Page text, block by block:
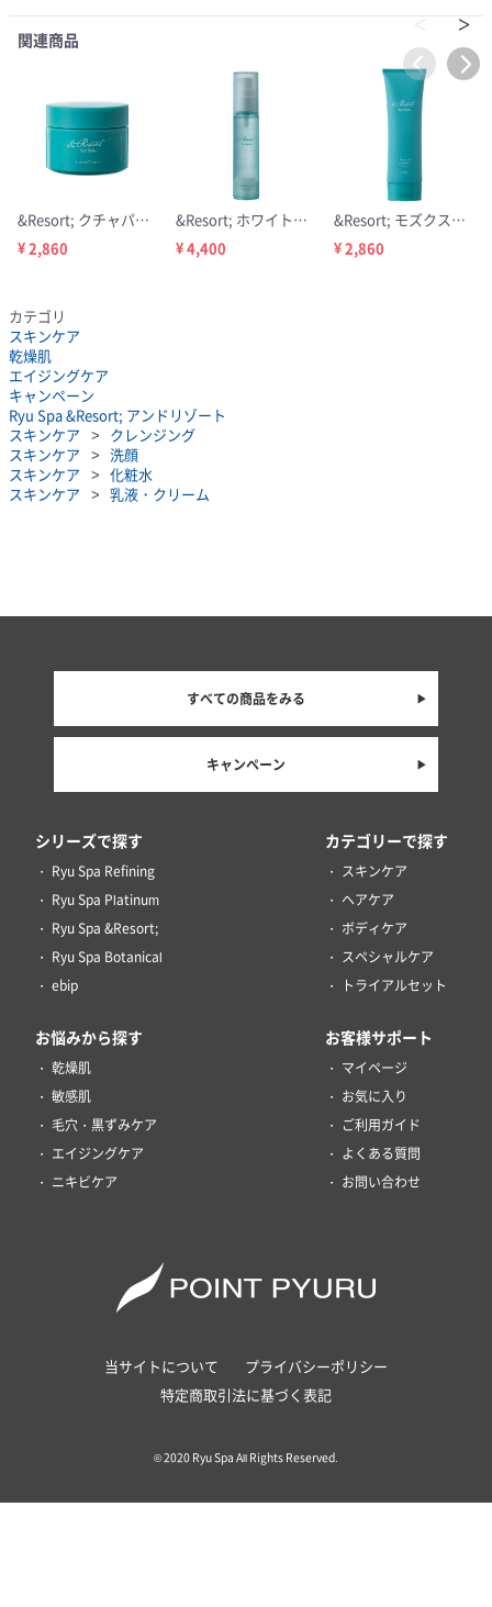
関連商品
&Resort; クチャパック 120g
¥ 2,860
&Resort; ホワイトニングセラム 30ml
¥ 4,400
&Resort; モズクスリーピングパック 120g
¥ 2,860
カテゴリ
スキンケア
乾燥肌
エイジングケア
キャンペーン
Ryu Spa &Resort; アンドリゾート
スキンケア
クレンジング
スキンケア
洗顔
スキンケア
化粧水
スキンケア
乳液・クリーム
すべての商品をみる
キャンペーン
シリーズで探す
Ryu Spa Refining
Ryu Spa Platinum
Ryu Spa &Resort;
Ryu Spa Botanical
ebip
カテゴリーで探す
スキンケア
ヘアケア
ボディケア
スペシャルケア
トライアルセット
お悩みから探す
乾燥肌
敏感肌
毛穴・黒ずみケア
エイジングケア
ニキビケア
お客様サポート
マイページ
お気に入り
ご利用ガイド
よくある質問
お問い合わせ
当サイトについて
プライバシーポリシー
特定商取引法に基づく表記
© 2020 Ryu Spa All Rights Reserved.